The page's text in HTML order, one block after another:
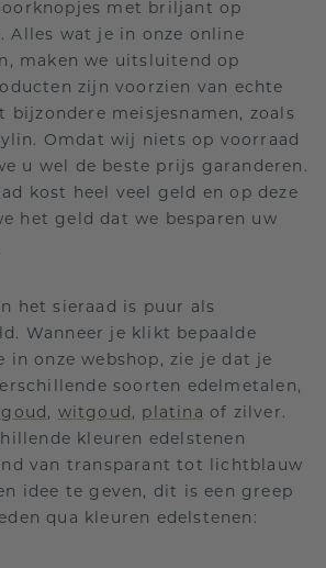
met briljant op
Alles wat je in onze online
maken we uitsluitend op
zijn voorzien van echte
bijzondere meisjesnamen, zoals
Omdat wij niets op voorraad
u wel de beste prijs garanderen.
kost heel veel geld en op deze
het geld dat we besparen uw
het sieraad is puur als
Wanneer je klikt bepaalde
in onze webshop, zie je dat je
soorten edelmetalen,
, witgoud , platina of zilver.
kleuren edelstenen
van transparant tot lichtblauw
idee te geven, dit is een greep
qua kleuren edelstenen: